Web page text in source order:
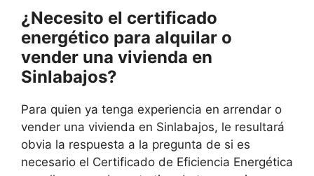
¿Necesito el certificado
energético para alquilar o
vender una vivienda en
Sinlabajos?
Para quien ya tenga experiencia en arrendar o
vender una vivienda en Sinlabajos, le resultará
obvia la respuesta a la pregunta de si es
necesario el Certificado de Eficiencia Energética